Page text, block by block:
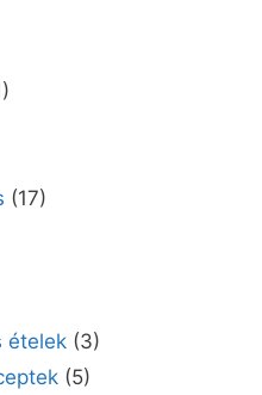
(17)
ételek (3)
(5)